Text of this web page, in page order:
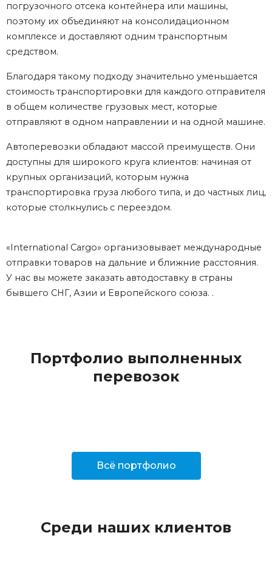
погрузочного отсека контейнера или машины,
поэтому их объединяют на консолидационном
комплексе и доставляют одним транспортным
средством.
Благодаря такому подходу значительно уменьшается
стоимость транспортировки для каждого отправителя
в общем количестве грузовых мест, которые
отправляют в одном направлении и на одной машине.
Автоперевозки обладают массой преимуществ. Они
доступны для широкого круга клиентов: начиная от
крупных организаций, которым нужна
транспортировка груза любого типа, и до частных лиц,
которые столкнулись с переездом.
«International Cargo» организовывает международные
отправки товаров на дальние и ближние расстояния.
У нас вы можете заказать автодоставку в страны
бывшего СНГ, Азии и Европейского союза. .
Портфолио выполненных
перевозок
Всё портфолио
Среди наших клиентов